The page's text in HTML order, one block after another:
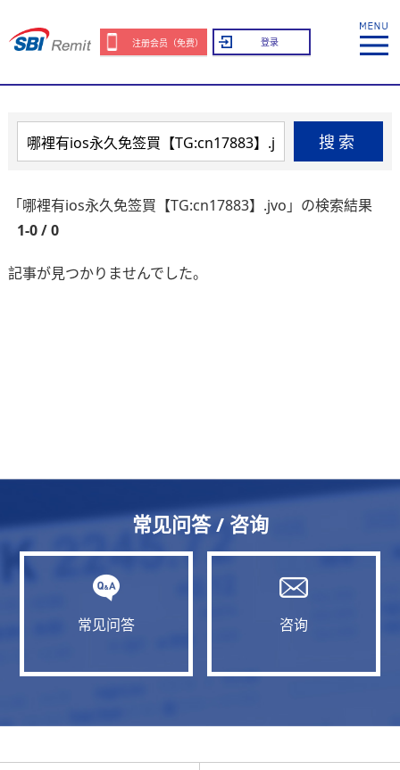
注册会员（免费） 登录
搜索
「哪裡有ios永久免签買【TG:cn17883】.jvo」の検索結果
1-0 / 0
記事が見つかりませんでした。
常见问答 / 咨询
常见问答 咨询